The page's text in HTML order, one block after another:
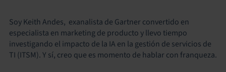
Soy Keith Andes, exanalista de Gartner convertido en
especialista en marketing de producto y llevo tiempo
investigando el impacto de la IA en la gestión de servicios de
TI (ITSM). Y sí, creo que es momento de hablar con franqueza.